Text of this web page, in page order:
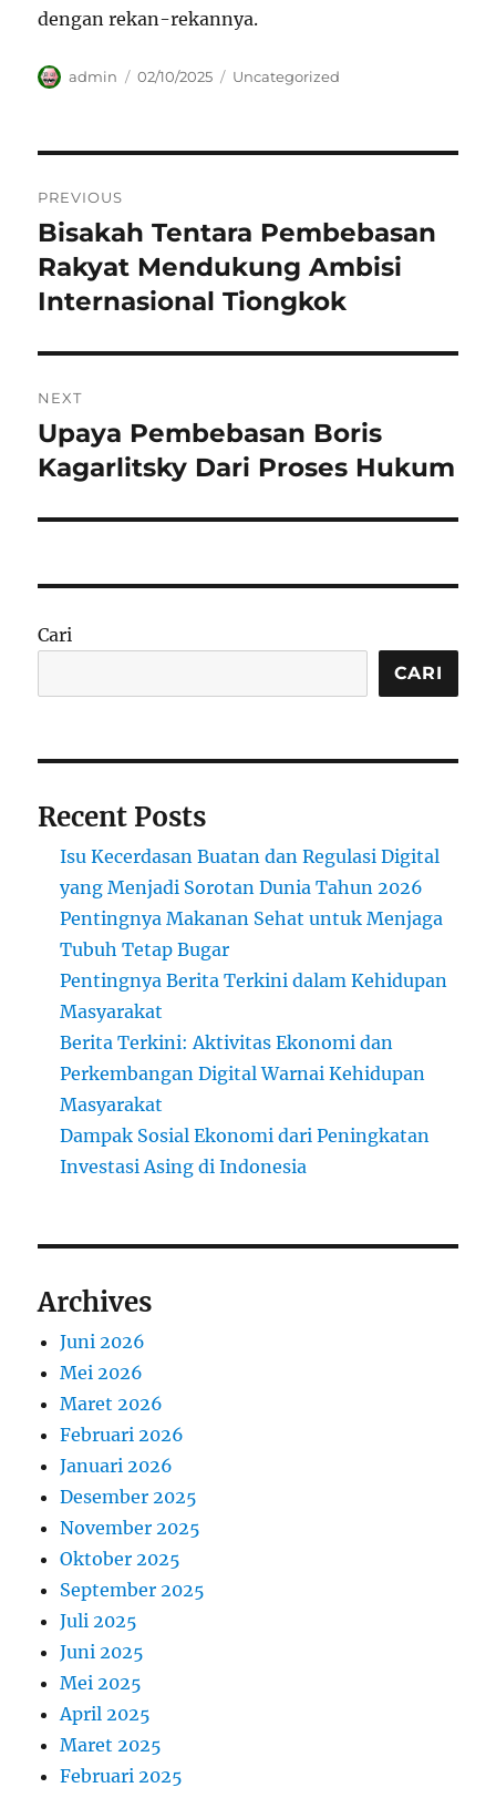
dengan rekan-rekannya.
Author
admin
Posted
02/10/2025 Categories
Uncategorized
pos
PREVIOUS
Previous
post:
Bisakah Tentara Pembebasan
Rakyat Mendukung Ambisi
Internasional Tiongkok
NEXT
Next
post:
Upaya Pembebasan Boris
Kagarlitsky Dari Proses Hukum
Cari
CARI
Recent Posts
Isu Kecerdasan Buatan dan Regulasi Digital
yang Menjadi Sorotan Dunia Tahun 2026
Pentingnya Makanan Sehat untuk Menjaga
Tubuh Tetap Bugar
Pentingnya Berita Terkini dalam Kehidupan
Masyarakat
Berita Terkini: Aktivitas Ekonomi dan
Perkembangan Digital Warnai Kehidupan
Masyarakat
Dampak Sosial Ekonomi dari Peningkatan
Investasi Asing di Indonesia
Archives
Juni 2026
Mei 2026
Maret 2026
Februari 2026
Januari 2026
Desember 2025
November 2025
Oktober 2025
September 2025
Juli 2025
Juni 2025
Mei 2025
April 2025
Maret 2025
Februari 2025